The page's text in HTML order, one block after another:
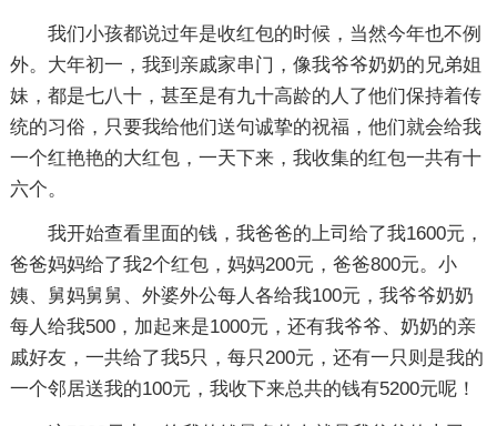
我们小孩都说过年是收红包的时候，当然今年也不例
外。大年初一，我到亲戚家串门，像我爷爷奶奶的兄弟姐
妹，都是七八十，甚至是有九十高龄的人了他们保持着传
统的习俗，只要我给他们送句诚挚的祝福，他们就会给我
一个红艳艳的大红包，一天下来，我收集的红包一共有十
六个。
我开始查看里面的钱，我爸爸的上司给了我1600元，
爸爸妈妈给了我2个红包，妈妈200元，爸爸800元。小
姨、舅妈舅舅、外婆外公每人各给我100元，我爷爷奶奶
每人给我500，加起来是1000元，还有我爷爷、奶奶的亲
戚好友，一共给了我5只，每只200元，还有一只则是我的
一个邻居送我的100元，我收下来总共的钱有5200元呢！